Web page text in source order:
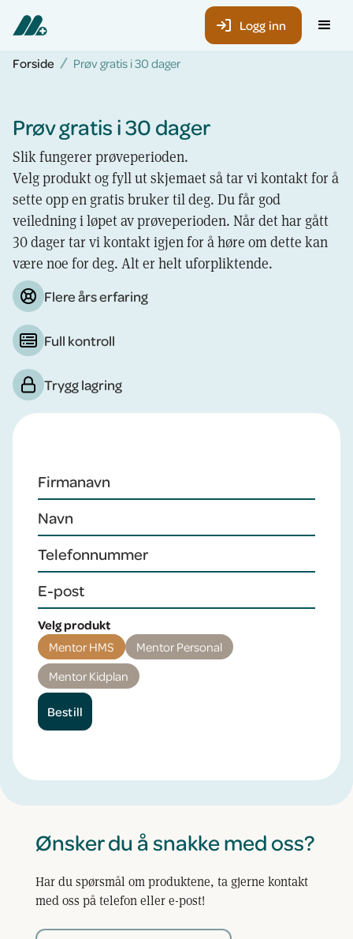
Logg inn
Forside Prøv gratis i 30 dager
Prøv gratis i 30 dager
Slik fungerer prøveperioden.
Velg produkt og fyll ut skjemaet så tar vi kontakt for å
sette opp en gratis bruker til deg. Du får god
veiledning i løpet av prøveperioden. Når det har gått
30 dager tar vi kontakt igjen for å høre om dette kan
være noe for deg. Alt er helt uforpliktende.
Flere års erfaring
Full kontroll
Trygg lagring
Velg produkt
Mentor HMS
Mentor Personal
Mentor Kidplan
Ønsker du å snakke med oss?
Har du spørsmål om produktene, ta gjerne kontakt
med oss på telefon eller e-post!